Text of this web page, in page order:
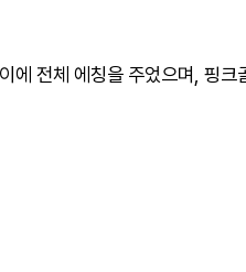
전체 에칭을 주었으며, 핑